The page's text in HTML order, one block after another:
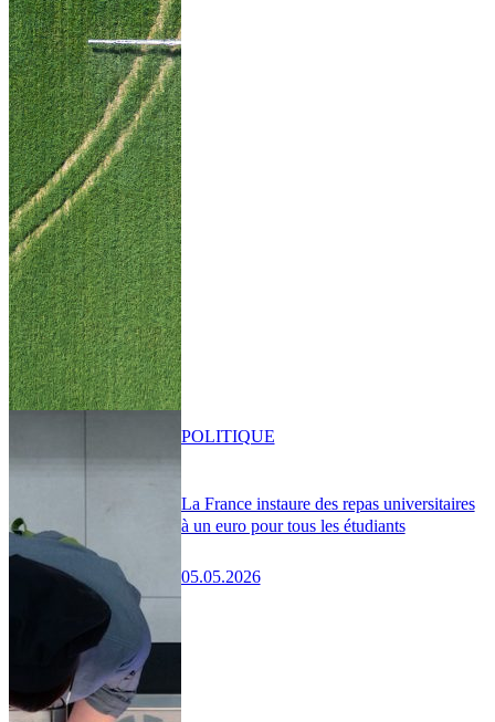
La France instaure des repas universitaires
à un euro pour tous les étudiants
05.05.2026
POLITIQUE